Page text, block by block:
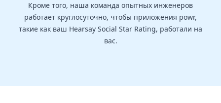
Кроме того, наша команда опытных инженеров
работает круглосуточно, чтобы приложения powr,
такие как ваш Hearsay Social Star Rating, работали на
вас.